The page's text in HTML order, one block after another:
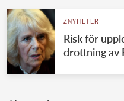
ZNYHETER
Risk för
drottning av